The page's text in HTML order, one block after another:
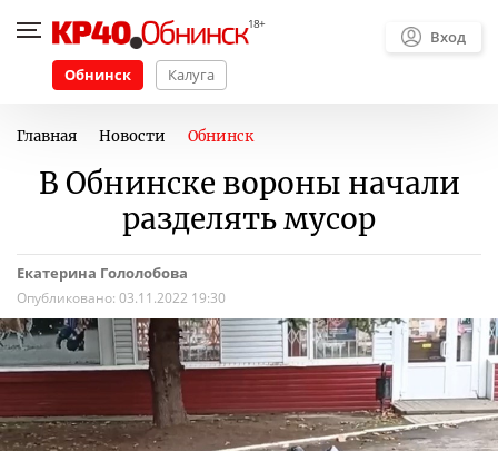
Обнинск Калуга
Вход
Главная Новости Обнинск
В Обнинске вороны начали
разделять мусор
Екатерина Гололобова
Опубликовано: 03.11.2022 19:30